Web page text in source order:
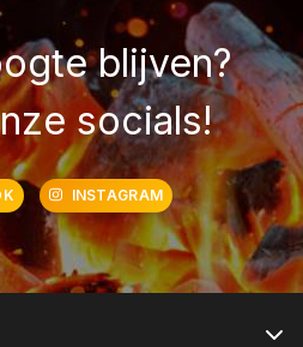
blijven?
socials!
INSTAGRAM